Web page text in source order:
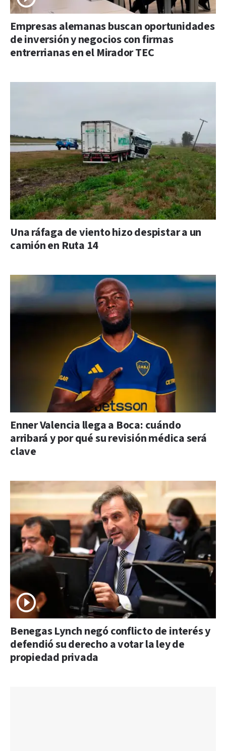
Empresas alemanas buscan oportunidades
de inversión y negocios con firmas
entrerrianas en el Mirador TEC
Una ráfaga de viento hizo despistar a un
camión en Ruta 14
Enner Valencia llega a Boca: cuándo
arribará y por qué su revisión médica será
clave
Benegas Lynch negó conflicto de interés y
defendió su derecho a votar la ley de
propiedad privada